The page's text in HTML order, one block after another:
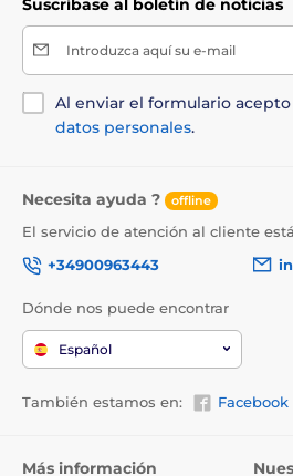
Suscríbase al boletín de noticias
Introduzca aquí su e-mail
Al enviar el formulario acepto
datos personales.
Necesita ayuda ? offline
El servicio de atención al cliente
+34900963443
Dónde nos puede encontrar
Español
También estamos en: Facebook
Más información